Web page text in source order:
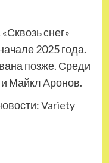
снег»
2025 года.
позже. Среди
и Майкл Аронов.
Variety